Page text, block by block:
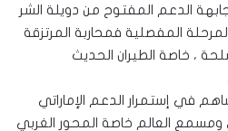
الدعم المفتوح من دويلة الشر
المفصلية فمحاربة المرتزقة
، خاصة الطيران الحديث
في إستمرار الدعم الإماراتي
العالم خاصة المحور الغربي